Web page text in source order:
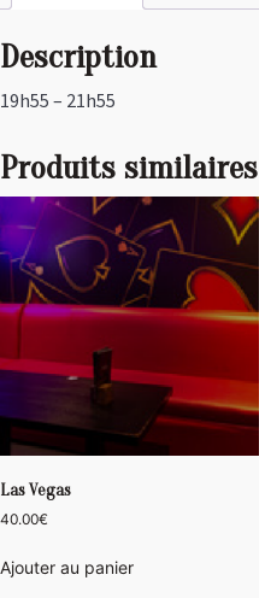
Description
19h55 – 21h55
Produits similaires
Las Vegas
40.00€
Ajouter au panier